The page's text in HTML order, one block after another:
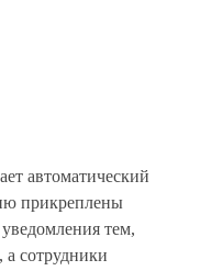
автоматический
прикреплены
тем,
а сотрудники